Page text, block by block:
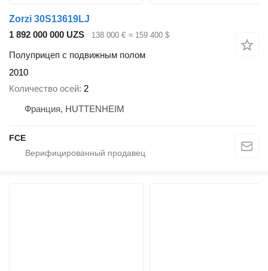
Zorzi 30S13619LJ
1 892 000 000 UZS
138 000 € ≈ 159 400 $
Полуприцеп с подвижным полом
2010
Количество осей 2
Франция, HUTTENHEIM
FCE